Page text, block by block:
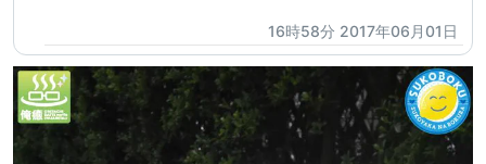
16時58分 2017年06月01日